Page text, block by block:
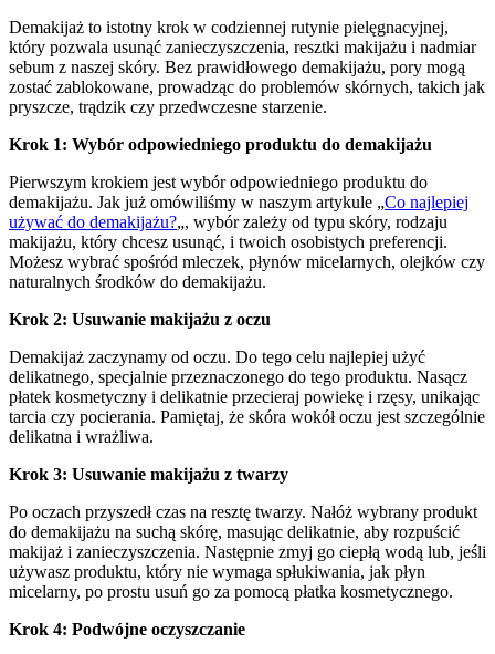
Demakijaż to istotny krok w codziennej rutynie pielęgnacyjnej,
który pozwala usunąć zanieczyszczenia, resztki makijażu i nadmiar
sebum z naszej skóry. Bez prawidłowego demakijażu, pory mogą
zostać zablokowane, prowadząc do problemów skórnych, takich jak
pryszcze, trądzik czy przedwczesne starzenie.
Krok 1: Wybór odpowiedniego produktu do demakijażu
Pierwszym krokiem jest wybór odpowiedniego produktu do
demakijażu. Jak już omówiliśmy w naszym artykule „Co najlepiej
używać do demakijażu?„, wybór zależy od typu skóry, rodzaju
makijażu, który chcesz usunąć, i twoich osobistych preferencji.
Możesz wybrać spośród mleczek, płynów micelarnych, olejków czy
naturalnych środków do demakijażu.
Krok 2: Usuwanie makijażu z oczu
Demakijaż zaczynamy od oczu. Do tego celu najlepiej użyć
delikatnego, specjalnie przeznaczonego do tego produktu. Nasącz
płatek kosmetyczny i delikatnie przecieraj powiekę i rzęsy, unikając
tarcia czy pocierania. Pamiętaj, że skóra wokół oczu jest szczególnie
delikatna i wrażliwa.
Krok 3: Usuwanie makijażu z twarzy
Po oczach przyszedł czas na resztę twarzy. Nałóż wybrany produkt
do demakijażu na suchą skórę, masując delikatnie, aby rozpuścić
makijaż i zanieczyszczenia. Następnie zmyj go ciepłą wodą lub, jeśli
używasz produktu, który nie wymaga spłukiwania, jak płyn
micelarny, po prostu usuń go za pomocą płatka kosmetycznego.
Krok 4: Podwójne oczyszczanie